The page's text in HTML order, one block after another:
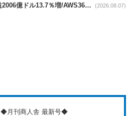
Amazon news｜2Q営業収益2006億ドル13.7％増/AWS36.8％％増が貢献 (2026.08.07)
◆月刊商人舎 最新号◆